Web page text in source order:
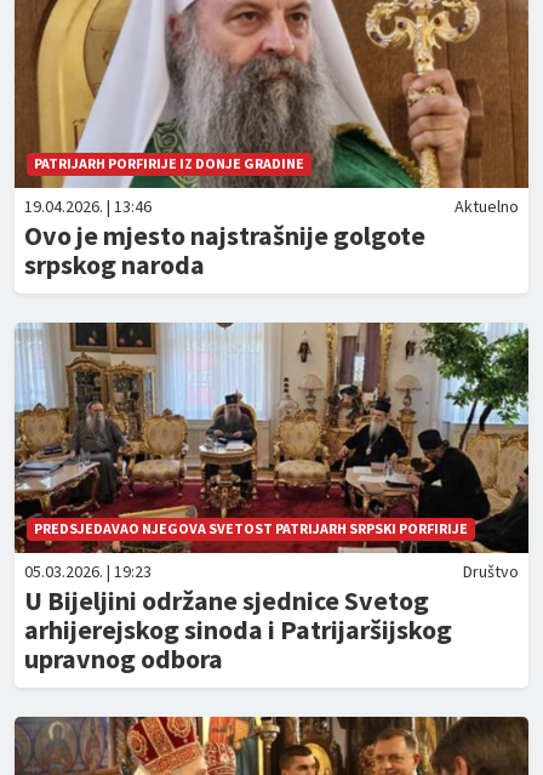
PATRIJARH PORFIRIJE IZ DONJE GRADINE
19.04.2026. | 13:46 Aktuelno
Ovo je mjesto najstrašnije golgote
srpskog naroda
PREDSJEDAVAO NJEGOVA SVETOST PATRIJARH SRPSKI PORFIRIJE
05.03.2026. | 19:23 Društvo
U Bijeljini održane sjednice Svetog
arhijerejskog sinoda i Patrijaršijskog
upravnog odbora